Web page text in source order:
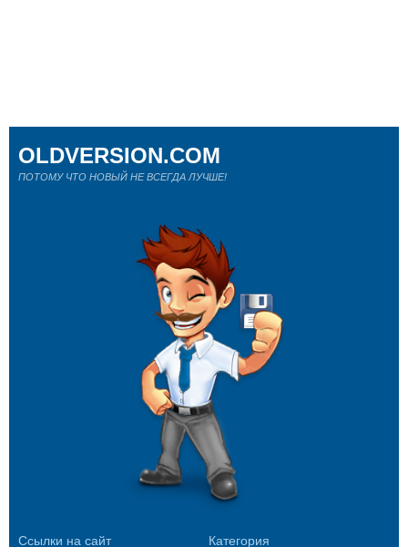
Ссылки на сайт Категория
OLDVERSION.COM
ПОТОМУ ЧТО НОВЫЙ НЕ ВСЕГДА ЛУЧШЕ!